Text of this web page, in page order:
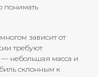
понимать
зависит от
требуют
— небольшая масса и
склонным к